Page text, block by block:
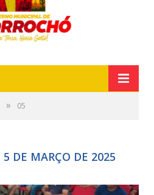
» 05
5 DE MARÇO DE 2025